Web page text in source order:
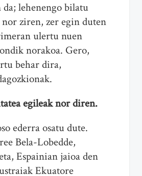
lehenengo bilatu
ziren, zer egin duten
ulertu nuen
norakoa. Gero,
behar dira,
egileak nor diren.
ederra osatu dute.
Bela-Lobedde,
Espainian jaioa den
Ekuatore